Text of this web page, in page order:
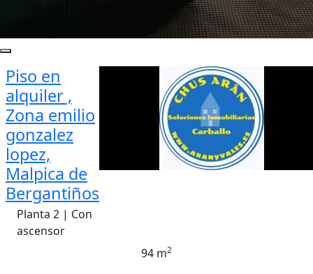
Piso en
alquiler ,
Zona emilio
gonzalez
lopez,
Malpica de
Bergantiños
Planta 2 | Con
ascensor
94 m2